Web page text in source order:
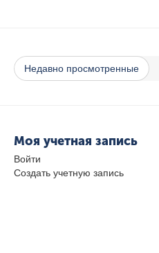
Недавно просмотренные
Моя учетная запись
Войти
Создать учетную запись